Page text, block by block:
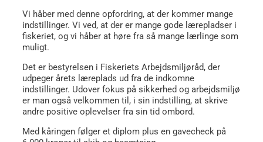
Vi håber med denne opfordring, at der kommer mange
indstillinger. Vi ved, at der er mange gode lærepladser i
fiskeriet, og vi håber at høre fra så mange lærlinge som
muligt.
Det er bestyrelsen i Fiskeriets Arbejdsmiljøråd, der
udpeger årets læreplads ud fra de indkomne
indstillinger. Udover fokus på sikkerhed og arbejdsmiljø
er man også velkommen til, i sin indstilling, at skrive
andre positive oplevelser fra sin tid ombord.
Med kåringen følger et diplom plus en gavecheck på